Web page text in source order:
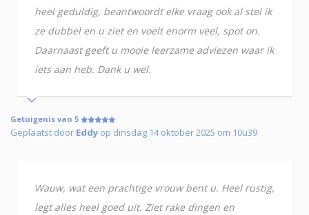
heel geduldig, beantwoordt elke vraag ook al stel ik
ze dubbel en u ziet en voelt enorm veel, spot on.
Daarnaast geeft u mooie leerzame adviezen waar ik
iets aan heb. Dank u wel.
Getuigenis van 5
Geplaatst door Eddy op dinsdag 14 oktober 2025 om 10u39
Wauw, wat een prachtige vrouw bent u. Heel rustig,
legt alles heel goed uit. Ziet rake dingen en